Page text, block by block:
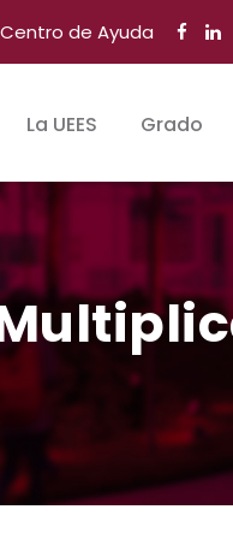
de Ayuda
La UEES Grado